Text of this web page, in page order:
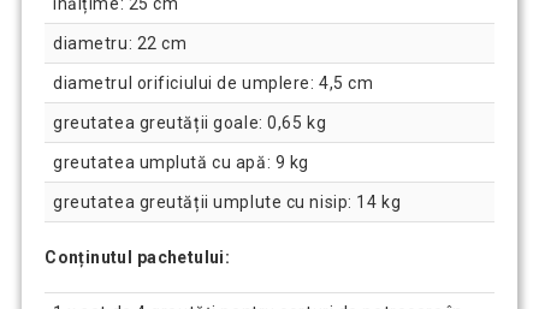
diametru: 22 cm
diametrul orificiului de umplere: 4,5 cm
greutatea greutății goale: 0,65 kg
greutatea umplută cu apă: 9 kg
greutatea greutății umplute cu nisip: 14 kg
Conținutul pachetului: